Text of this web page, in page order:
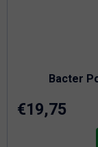
Bacter
€19,75